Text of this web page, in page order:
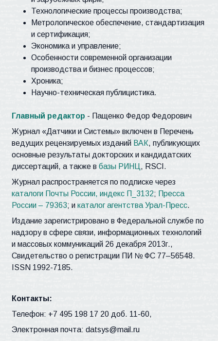
Технологические процессы производства;
Метрологическое обеспечение, стандартизация
и сертификация;
Экономика и управление;
Особенности современной организации
производства и бизнес процессов;
Хроника;
Научно-техническая публицистика.
Главный редактор - Пащенко Федор Федорович
Журнал «Датчики и Системы» включен в Перечень
ведущих рецензируемых изданий ВАК, публикующих
основные результаты докторских и кандидатских
диссертаций, а также в базы РИНЦ , RSCI.
Журнал распространяется по подписке через
каталоги Почты России, индекс П_3132; Пресса
России – 79363; и каталог агентства Урал-Пресс.
Издание зарегистрировано в Федеральной службе по
надзору в сфере связи, информационных технологий
и массовых коммуникаций 26 декабря 2013г.,
Свидетельство о регистрации ПИ № ФС 77–56548.
ISSN 1992-7185.
Контакты:
Телефон: +7 495 198 17 20 доб. 11-60,
Электронная почта: datsys@mail.ru